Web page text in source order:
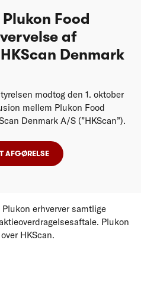
Food
af
Denmark
modtog den 1. oktober
mellem Plukon Food
Denmark A/S (”HKScan”).
AFGØRELSE
erhverver samtlige
Plukon
HKScan.